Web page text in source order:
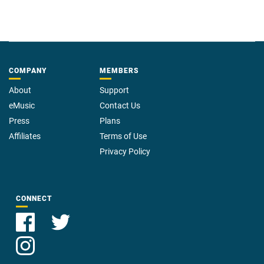
COMPANY
About
eMusic
Press
Affiliates
MEMBERS
Support
Contact Us
Plans
Terms of Use
Privacy Policy
CONNECT